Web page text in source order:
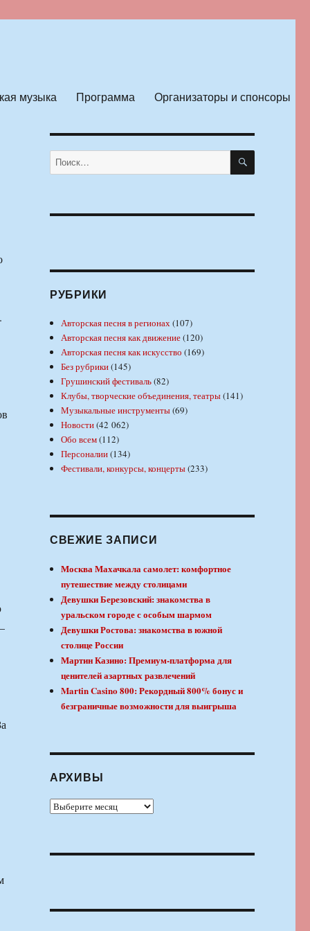
музыка Программа Организаторы и спонсоры
Искать: ПОИСК
РУБРИКИ
Авторская песня в регионах(107)
Авторская песня как движение(120)
Авторская песня как искусство (169)
Без рубрики(145)
Грушинский фестиваль(82)
Клубы, творческие объединения, театры(141)
Музыкальные инструменты(69)
Новости(42 062)
Обо всем(112)
Персоналии(134)
Фестивали, конкурсы, концерты(233)
СВЕЖИЕ ЗАПИСИ
Москва Махачкала самолет: комфортное
путешествие между столицами
Девушки Березовский: знакомства в
уральском городе с особым шармом
Девушки Ростова: знакомства в южной
столице России
Мартин Казино: Премиум-платформа для
ценителей азартных развлечений
Martin Casino 800: Рекордный 800% бонус и
безграничные возможности для выигрыша
АРХИВЫ
Архивы